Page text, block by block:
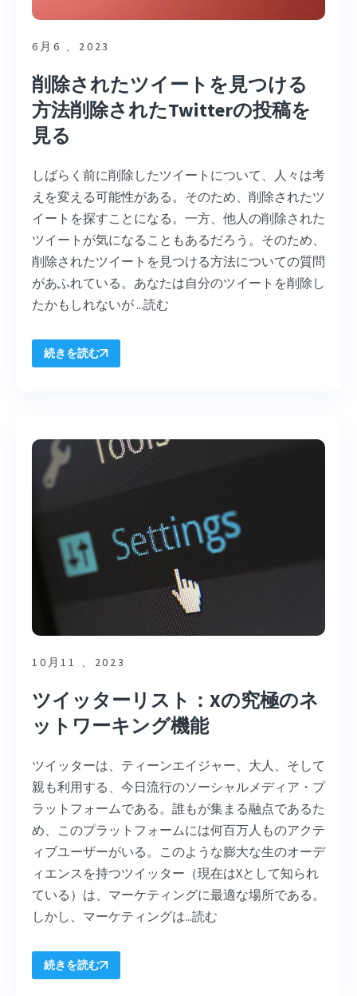
6月6 、2023
削除されたツイートを見つける
方法削除されたTwitterの投稿を
見る
しばらく前に削除したツイートについて、人々は考
えを変える可能性がある。そのため、削除されたツ
イートを探すことになる。一方、他人の削除された
ツイートが気になることもあるだろう。そのため、
削除されたツイートを見つける方法についての質問
があふれている。あなたは自分のツイートを削除し
たかもしれないが ...読む
続きを読む
10月11 、2023
ツイッターリスト：Xの究極のネ
ットワーキング機能
ツイッターは、ティーンエイジャー、大人、そして
親も利用する、今日流行のソーシャルメディア・プ
ラットフォームである。誰もが集まる融点であるた
め、このプラットフォームには何百万人ものアクテ
ィブユーザーがいる。このような膨大な生のオーデ
ィエンスを持つツイッター（現在はXとして知られ
ている）は、マーケティングに最適な場所である。
しかし、マーケティングは...読む
続きを読む